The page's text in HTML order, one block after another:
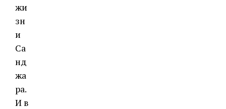
жи
зн
и
Са
нд
жа
ра.
И в